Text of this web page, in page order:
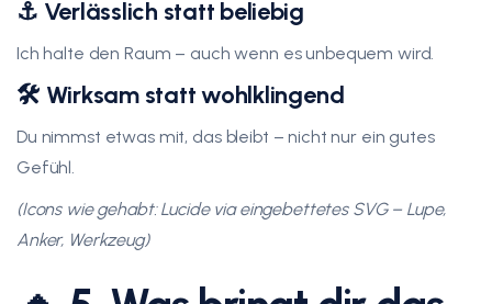
⚓ Verlässlich statt beliebig
Ich halte den Raum – auch wenn es unbequem wird.
🛠️ Wirksam statt wohlklingend
Du nimmst etwas mit, das bleibt – nicht nur ein gutes
Gefühl.
(Icons wie gehabt: Lucide via eingebettetes SVG – Lupe,
Anker, Werkzeug)